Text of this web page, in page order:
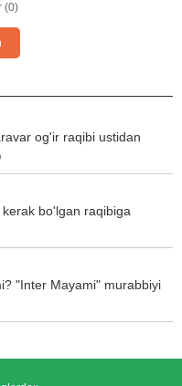
(0)
og'ir raqibi ustidan
bo'lgan raqibiga
"Inter Mayami" murabbiyi